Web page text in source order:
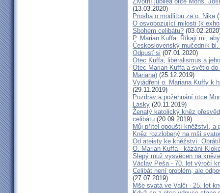
(13.03.2020)
Prosba o modlitbu za o. Nika
O osvobozující milosti (k
Sbohem celibátu?
P. Marian Kuffa: Říkají mi,
Československý mučedník
Odpusť si (07.01.2020)
Otec Kuffa, liberalismus a
Otec Marian Kuffa a světlo
Mariana) (25.12.2019)
Vyjádření o. Mariana Kuffy k
(29.11.2019)
Pozdrav a požehnání otce
Lásky (20.11.2019)
Ženatý katolický kněz
celibátu (20.09.2019)
Můj přítel opouští kněžství, a
Kněz rozzlobený na mši
Od ateisty ke kněžství.
O. Marian Kuffa - kázání
Slepý muž vysvěcen na kněze
Václav Peša - 70. let výročí
Celibát není problém, ale
(27.07.2019)
Mše svatá ve Valči - 25. let